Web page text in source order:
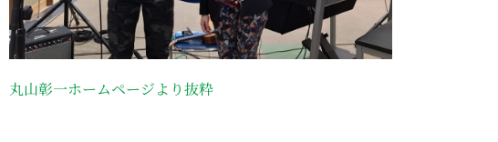
丸山彰一ホームページより抜粋